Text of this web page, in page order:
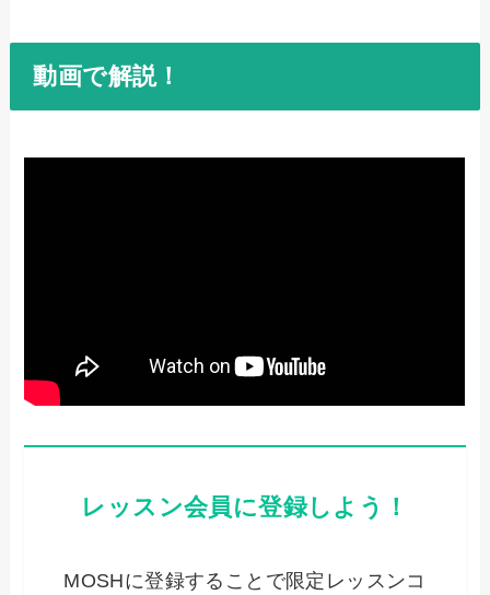
動画で解説！
レッスン会員に登録しよう！
MOSHに登録することで限定レッスンコ